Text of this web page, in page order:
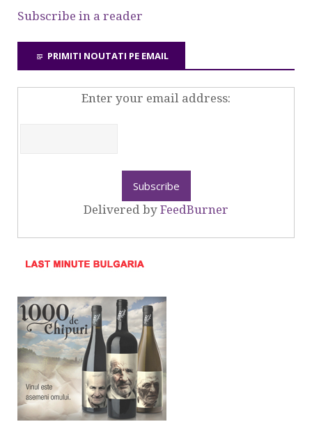
Subscribe in a reader
PRIMITI NOUTATI PE EMAIL
Enter your email address:
Delivered by FeedBurner